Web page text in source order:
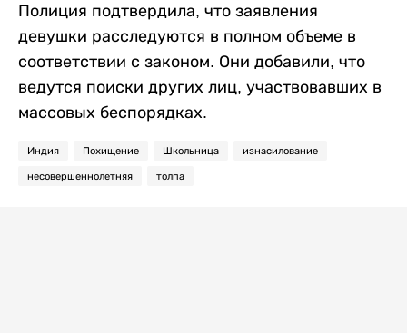
Полиция подтвердила, что заявления
девушки расследуются в полном объеме в
соответствии с законом. Они добавили, что
ведутся поиски других лиц, участвовавших в
массовых беспорядках.
Индия Похищение Школьница изнасилование
несовершеннолетняя толпа